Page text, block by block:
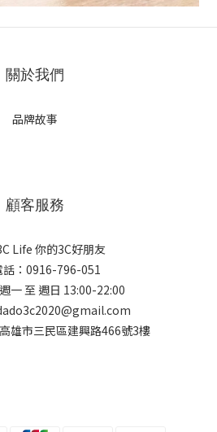
關於我們
品牌故事
顧客服務
Life 你的3C好朋友
話：0916-796-051
一 至 週日 13:00-22:00
雄市三民區建興路466號3樓